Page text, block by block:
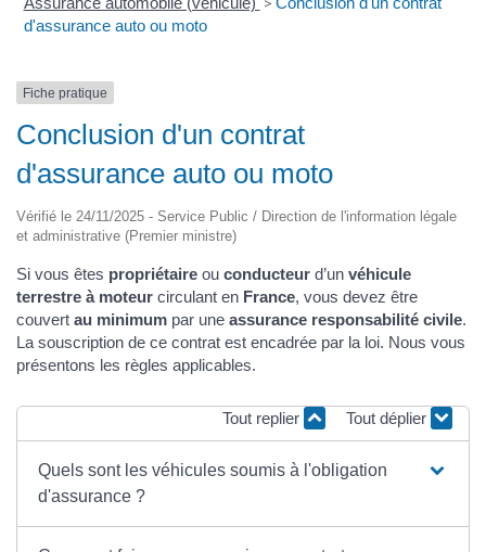
d'assurance auto ou moto
Fiche pratique
Conclusion d'un contrat
d'assurance auto ou moto
Vérifié le 24/11/2025 - Service Public / Direction de l'information légale
et administrative (Premier ministre)
Si vous êtes propriétaire ou conducteur d’un véhicule
terrestre à moteur circulant en France, vous devez être
couvert au minimum par une assurance responsabilité civile.
La souscription de ce contrat est encadrée par la loi. Nous vous
présentons les règles applicables.
Tout replier Tout déplier
Quels sont les véhicules soumis à l'obligation
d'assurance ?